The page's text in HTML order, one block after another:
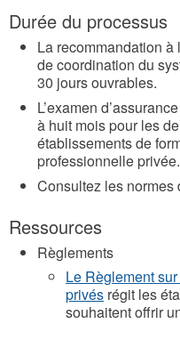
Durée du processus
La recommandation à
de coordination du
30 jours ouvrables.
L’examen
à huit mois pour les
établissements de
professionnelle privée.
Consultez les normes
Ressources
Règlements
Le Règlement
privés régit les
souhaitent offrir